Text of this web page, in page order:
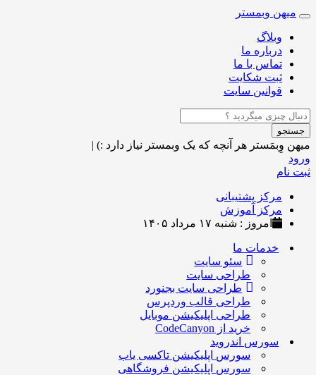
Toggle
navigation
میهن وبمستر
وبلاگ
درباره ما
تماس با ما
ثبت شکایت
قوانین سایت
جستجو
میهن وِبمَستر هر آنچه که یک وبمستر نیاز دارد :) |
ورود
ثبت نام
مرکز پشتیبانی
مرکز آموزش
امروز : شنبه ۱۷ مرداد ۱۴۰۵
خدمات ما
سئو سایت
طراحی سایت
طراحی سایت بجنورد
طراحی قالب وردپرس
طراحی اپلیکیشن موبایل
خرید از CodeCanyon
سورس اندروید
سورس اپلیکیشن تاکسی یاب
سورس اپلیکیشن فروشگاهی